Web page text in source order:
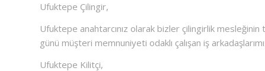
Ufuktepe Çilingir,
Ufuktepe anahtarcınız olarak bizler çilingirlik
günü müşteri memnuniyeti odaklı çalışan iş
Ufuktepe Kilitçi,